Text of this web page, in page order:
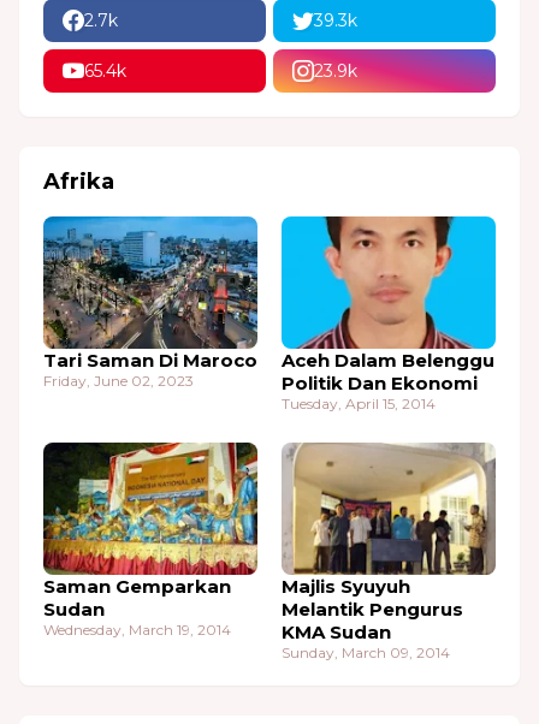
2.7k 39.3k
65.4k 23.9k
Afrika
Tari Saman Di Maroco
Friday, June 02, 2023
Aceh Dalam Belenggu
Politik Dan Ekonomi
Tuesday, April 15, 2014
Saman Gemparkan
Sudan
Wednesday, March 19, 2014
Majlis Syuyuh
Melantik Pengurus
KMA Sudan
Sunday, March 09, 2014